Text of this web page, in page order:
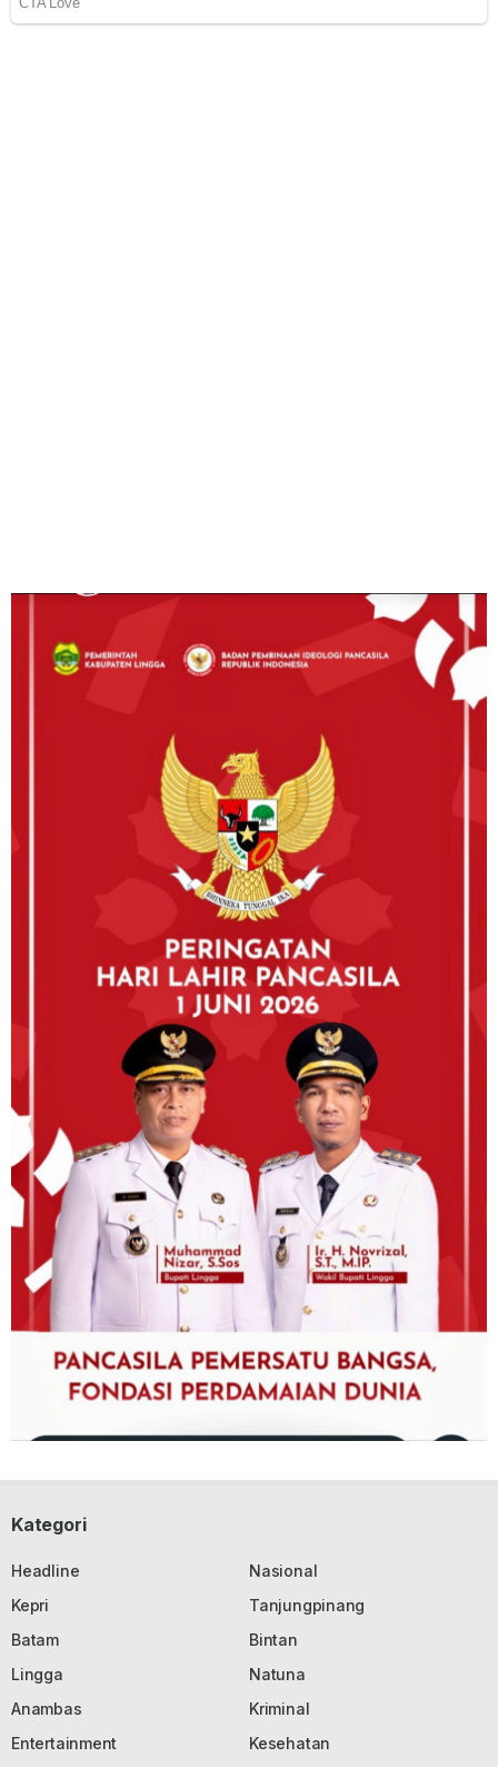
Kategori
Headline
Nasional
Kepri
Tanjungpinang
Batam
Bintan
Lingga
Natuna
Anambas
Kriminal
Entertainment
Kesehatan